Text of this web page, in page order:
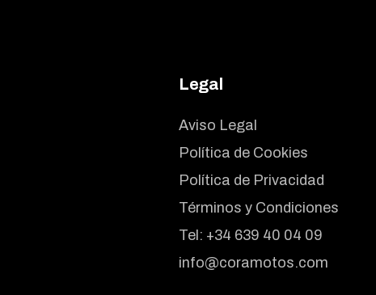
Legal
Aviso Legal
Política de Cookies
Política de Privacidad
Términos y Condiciones
Tel: +34 639 40 04 09
info@coramotos.com